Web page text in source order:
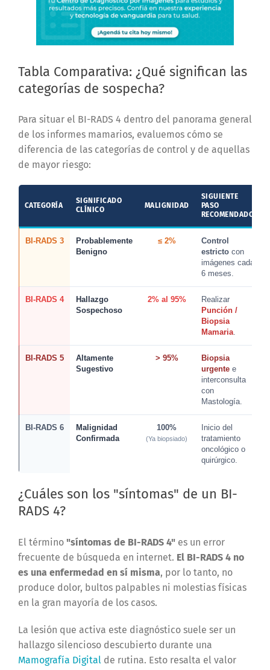
Tabla Comparativa: ¿Qué significan las
categorías de sospecha?
Para situar el BI-RADS 4 dentro del panorama general
de los informes mamarios, evaluemos cómo se
diferencia de las categorías de control y de aquellas
de mayor riesgo:
CATEGORÍA
SIGNIFICADO
CLÍNICO
MALIGNIDAD
SIGUIENTE
PASO
RECOMENDADO
BI-RADS 3
Probablemente
Benigno
≤ 2%
Control
estrictocon
imágenes cada
6 meses.
BI-RADS 4
Hallazgo
Sospechoso
2% al 95%
Realizar
Punción /
Biopsia
Mamaria.
BI-RADS 5
Altamente
Sugestivo
> 95%
Biopsia
urgentee
interconsulta
con
Mastología.
BI-RADS 6
Malignidad
Confirmada
100%
(Ya biopsiado)
Inicio del
tratamiento
oncológico o
quirúrgico.
¿Cuáles son los "síntomas" de un BI-
RADS 4?
El término "síntomas de BI-RADS 4"es un error
frecuente de búsqueda en internet. El BI-RADS 4 no
es una enfermedad en sí misma, por lo tanto, no
produce dolor, bultos palpables ni molestias físicas
en la gran mayoría de los casos.
La lesión que activa este diagnóstico suele ser un
hallazgo silencioso descubierto durante una
Mamografía Digital de rutina. Esto resalta el valor